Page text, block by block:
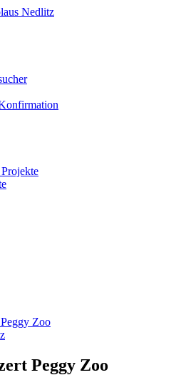
Nedlitz
Zoo
Peggy Zoo